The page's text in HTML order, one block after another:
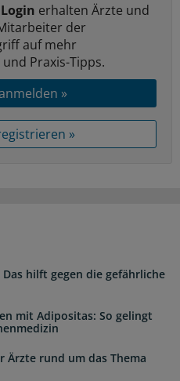
erhalten Ärzte und
der
auf mehr
Praxis-Tipps.
»
»
hilft gegen die gefährliche
mit Adipositas: So gelingt
Ärzte rund um das Thema